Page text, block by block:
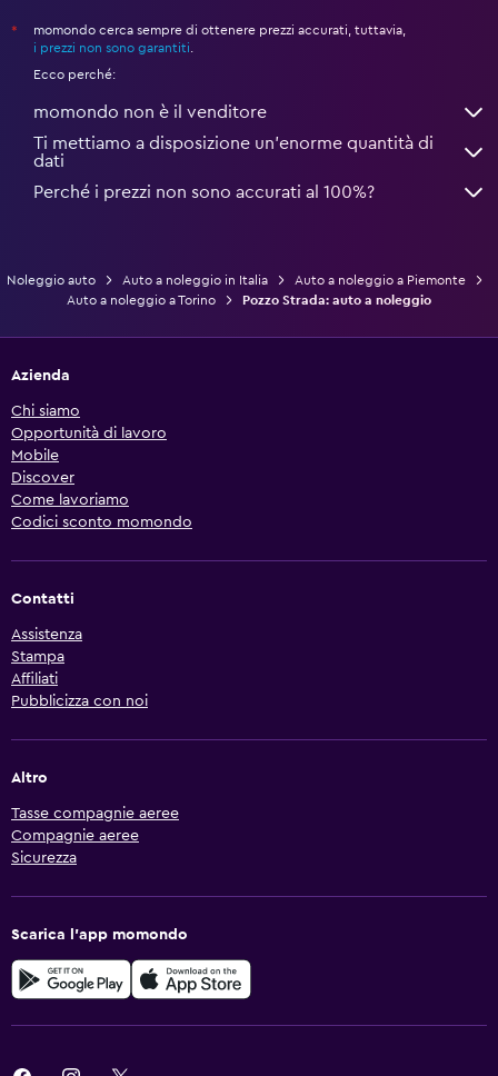
*
momondo cerca sempre di ottenere prezzi accurati, tuttavia,
i prezzi non sono garantiti.
Ecco perché:
momondo non è il venditore
Ti mettiamo a disposizione un’enorme quantità di
dati
Perché i prezzi non sono accurati al 100%?
Noleggio auto Auto a noleggio in Italia
Auto a noleggio a Piemonte
Auto a noleggio a Torino
Pozzo Strada: auto a noleggio
Azienda
Chi siamo
Opportunità di lavoro
Mobile
Discover
Come lavoriamo
Codici sconto momondo
Contatti
Assistenza
Stampa
Affiliati
Pubblicizza con noi
Altro
Tasse compagnie aeree
Compagnie aeree
Sicurezza
Scarica l'app momondo